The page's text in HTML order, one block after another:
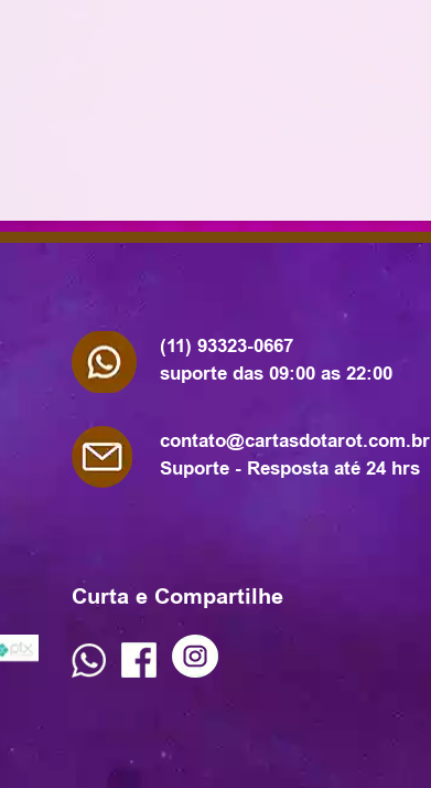
(11) 93323-0667
suporte das 09:00 as 22:00
contato@cartasdotarot.com.br
Suporte - Resposta até 24 hrs
Curta e Compartilhe